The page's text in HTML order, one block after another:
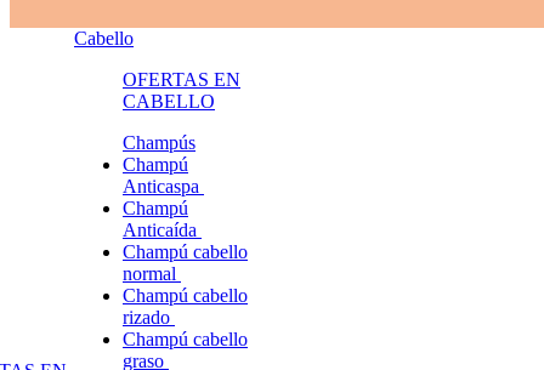
Cabello
OFERTAS EN
CABELLO
Champús
Champú
Anticaspa
Champú
Anticaída
Champú cabello
normal
Champú cabello
rizado
Champú cabello
graso